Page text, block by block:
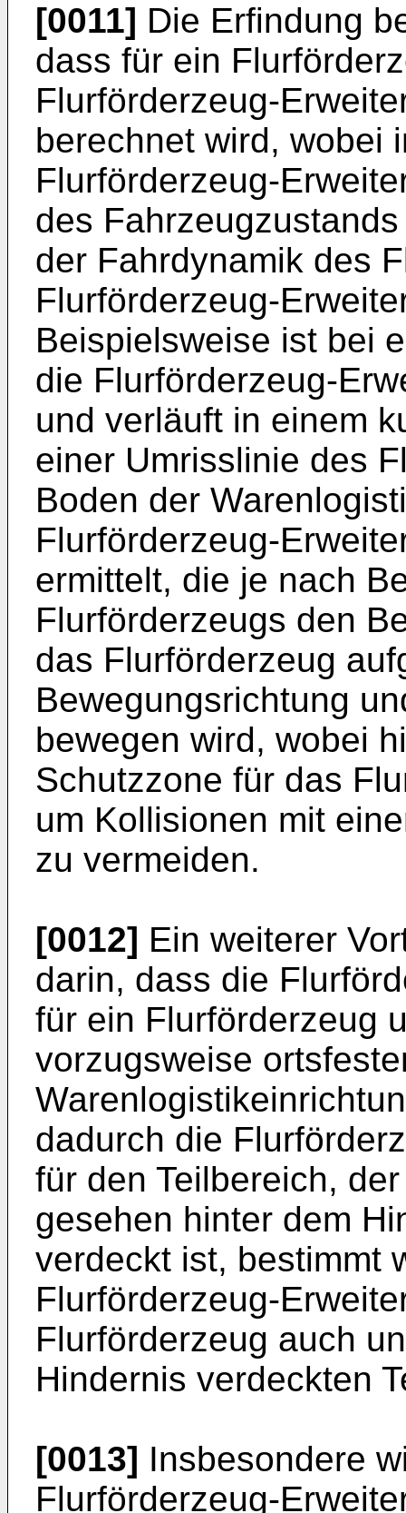
[0011] Die Erfindung
dass für ein
Flurförderzeug-
berechnet wird, wobei
Flurförderzeug-
des
der Fahrdynamik des
Flurförderzeug-
Beispielsweise ist bei
die Flurförderzeug-
und verläuft in einem
einer Umrisslinie des
Boden der
Flurförderzeug-
ermittelt, die je nach
Flurförderzeugs den
das Flurförderzeug
Bewegungsrichtung
bewegen wird, wobei
Schutzzone für das
um Kollisionen mit
zu vermeiden.
[0012] Ein weiterer
darin, dass die
für ein Flurförderzeug
vorzugsweise
dadurch die
für den Teilbereich,
gesehen hinter dem
verdeckt ist, bestimmt
Flurförderzeug-
Flurförderzeug auch
Hindernis verdeckten
[0013] Insbesondere
Flurförderzeug-